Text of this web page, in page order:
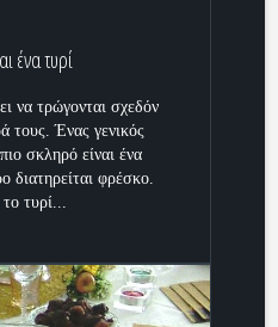
ένα τυρί
να τρώγονται σχεδόν
τους. Ένας γενικός
σκληρό είναι ένα
διατηρείται φρέσκο.
τυρί...